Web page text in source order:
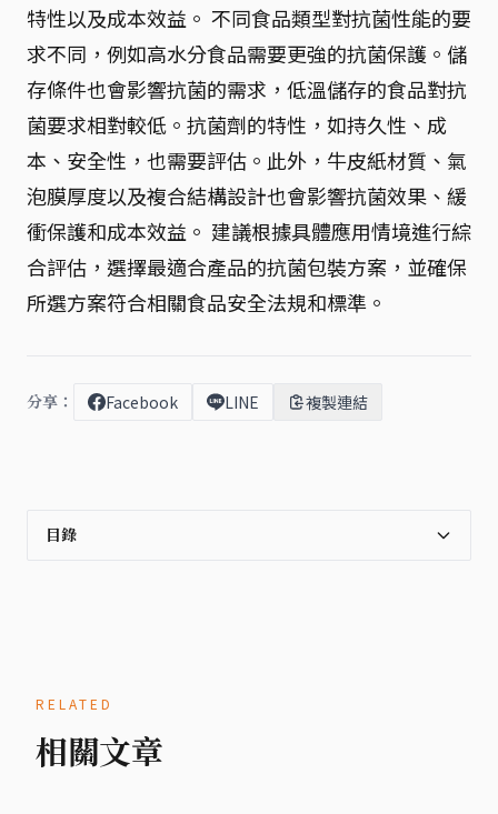
特性以及成本效益。 不同食品類型對抗菌性能的要
求不同，例如高水分食品需要更強的抗菌保護。儲
存條件也會影響抗菌的需求，低溫儲存的食品對抗
菌要求相對較低。抗菌劑的特性，如持久性、成
本、安全性，也需要評估。此外，牛皮紙材質、氣
泡膜厚度以及複合結構設計也會影響抗菌效果、緩
衝保護和成本效益。 建議根據具體應用情境進行綜
合評估，選擇最適合產品的抗菌包裝方案，並確保
所選方案符合相關食品安全法規和標準。
分享： Facebook LINE 複製連結
目錄
RELATED
相關文章